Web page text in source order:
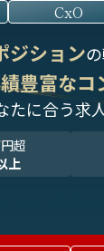
CxO
ジション
豊富なコ
たに合う求
超
上